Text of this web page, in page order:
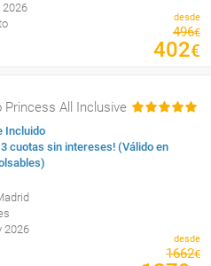
2026
desde
496€
402€
Princess All Inclusive
Incluido
3 cuotas sin intereses! (Válido en
2026
desde
1662€